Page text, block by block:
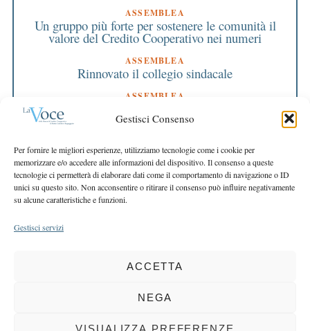
Gestisci Consenso
Per fornire le migliori esperienze, utilizziamo tecnologie come i cookie per
memorizzare e/o accedere alle informazioni del dispositivo. Il consenso a queste
tecnologie ci permetterà di elaborare dati come il comportamento di navigazione o ID
unici su questo sito. Non acconsentire o ritirare il consenso può influire negativamente
su alcune caratteristiche e funzioni.
Gestisci servizi
ACCETTA
NEGA
VISUALIZZA PREFERENZE
ASSEMBLEA
Un gruppo più forte per sostenere le comunità il
valore del Credito Cooperativo nei numeri
ASSEMBLEA
Rinnovato il collegio sindacale
ASSEMBLEA
Bilancio approvato all’unanimità e 2 milioni
destinati al territorio
EDITORIALE DIRETTORE
Crescere restando riconoscibili
EDITORIALE PRESIDENTE
Costruire futuro insieme
COPYRIGHT 2025 LA VOCE |PRIVACY
BCC DI BUSTO GAROLFO E BUGUGGIATE